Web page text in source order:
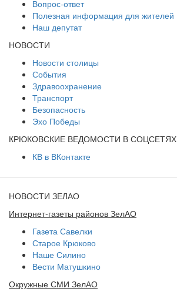
Вопрос-ответ
Полезная информация для жителей
Наш депутат
НОВОСТИ
Новости столицы
События
Здравоохранение
Транспорт
Безопасность
Эхо Победы
КРЮКОВСКИЕ ВЕДОМОСТИ В СОЦСЕТЯХ
КВ в ВКонтакте
НОВОСТИ ЗЕЛАО
Интернет-газеты районов ЗелАО
Газета Савелки
Старое Крюково
Наше Силино
Вести Матушкино
Окружные СМИ ЗелАО